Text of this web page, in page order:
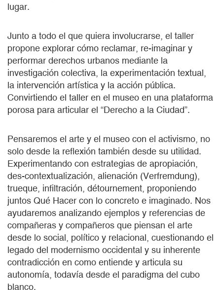
lugar.
Junto a todo el que quiera involucrarse, el taller
propone explorar cómo reclamar, re-imaginar y
performar derechos urbanos mediante la
investigación colectiva, la experimentación textual,
la intervención artística y la acción pública.
Convirtiendo el taller en el museo en una plataforma
porosa para articular el “Derecho a la Ciudad”.
Pensaremos el arte y el museo con el activismo, no
solo desde la reflexión también desde su utilidad.
Experimentando con estrategias de apropiación,
des-contextualización, alienación (Verfremdung),
trueque, infiltración, détournement, proponiendo
juntos Qué Hacer con lo concreto e imaginado. Nos
ayudaremos analizando ejemplos y referencias de
compañeras y compañeros que piensan el arte
desde lo social, político y relacional, cuestionando el
legado del modernismo occidental y su inherente
contradicción en como entiende y articula su
autonomía, todavía desde el paradigma del cubo
blanco.